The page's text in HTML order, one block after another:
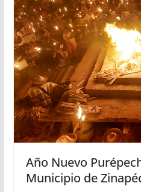
Año Nuevo
Municipio de